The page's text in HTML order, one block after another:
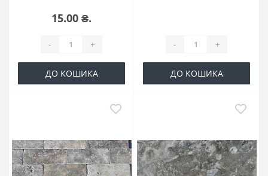
15.00 ₴.
- +
ДО КОШИКА
- +
ДО КОШИКА